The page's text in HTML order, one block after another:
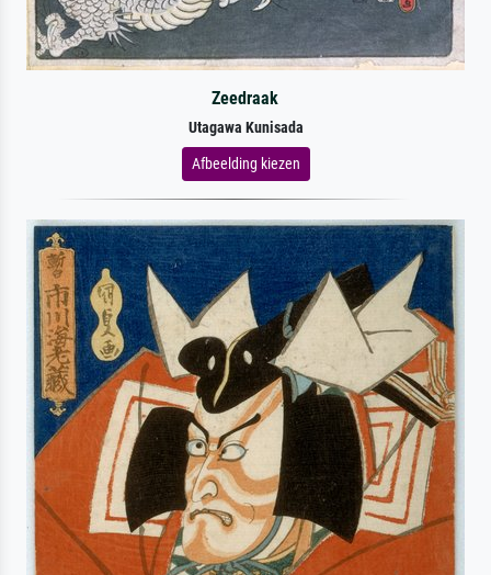
Zeedraak
Utagawa Kunisada
Afbeelding kiezen